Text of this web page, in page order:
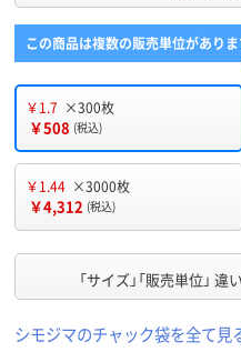
この商品は複数の販売単位があり
￥1.7 ×300枚
￥508 (税込)
￥1.44 ×3000枚
￥4,312 (税込)
「サイズ」「販売単位」 違
シモジマのチャック袋を全て見